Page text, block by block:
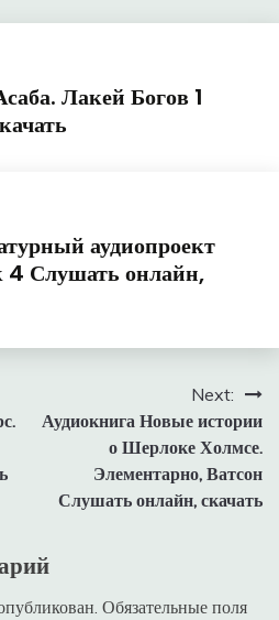
Лакей Богов 1
аудиопроект
4 Слушать онлайн,
Next:
Аудиокнига Новые истории
о Шерлоке Холмсе.
Элементарно, Ватсон
Слушать онлайн, скачать
Обязательные поля